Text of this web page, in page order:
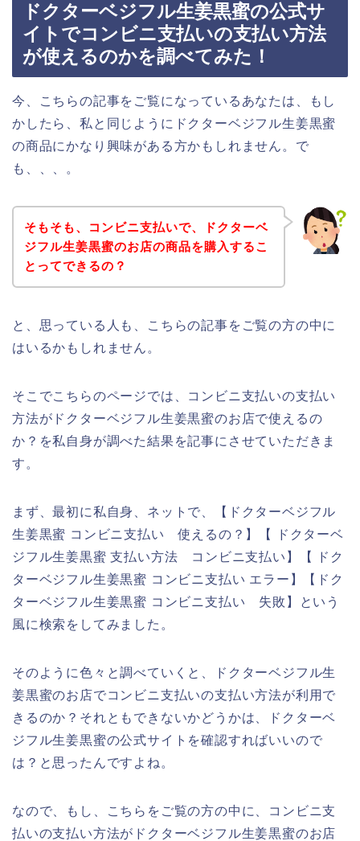
ドクターベジフル生姜黒蜜の公式サ
イトでコンビニ支払いの支払い方法
が使えるのかを調べてみた！
今、こちらの記事をご覧になっているあなたは、もし
かしたら、私と同じようにドクターベジフル生姜黒蜜
の商品にかなり興味がある方かもしれません。で
も、、、。
そもそも、コンビニ支払いで、ドクターベ
ジフル生姜黒蜜のお店の商品を購入するこ
とってできるの？
と、思っている人も、こちらの記事をご覧の方の中に
はいるかもしれません。
そこでこちらのページでは、コンビニ支払いの支払い
方法がドクターベジフル生姜黒蜜のお店で使えるの
か？を私自身が調べた結果を記事にさせていただきま
す。
まず、最初に私自身、ネットで、【ドクターベジフル
生姜黒蜜 コンビニ支払い 使えるの？】【 ドクターベ
ジフル生姜黒蜜 支払い方法 コンビニ支払い】【 ドク
ターベジフル生姜黒蜜 コンビニ支払い エラー】【ドク
ターベジフル生姜黒蜜 コンビニ支払い 失敗】という
風に検索をしてみました。
そのように色々と調べていくと、ドクターベジフル生
姜黒蜜のお店でコンビニ支払いの支払い方法が利用で
きるのか？それともできないかどうかは、ドクターベ
ジフル生姜黒蜜の公式サイトを確認すればいいので
は？と思ったんですよね。
なので、もし、こちらをご覧の方の中に、コンビニ支
払いの支払い方法がドクターベジフル生姜黒蜜のお店